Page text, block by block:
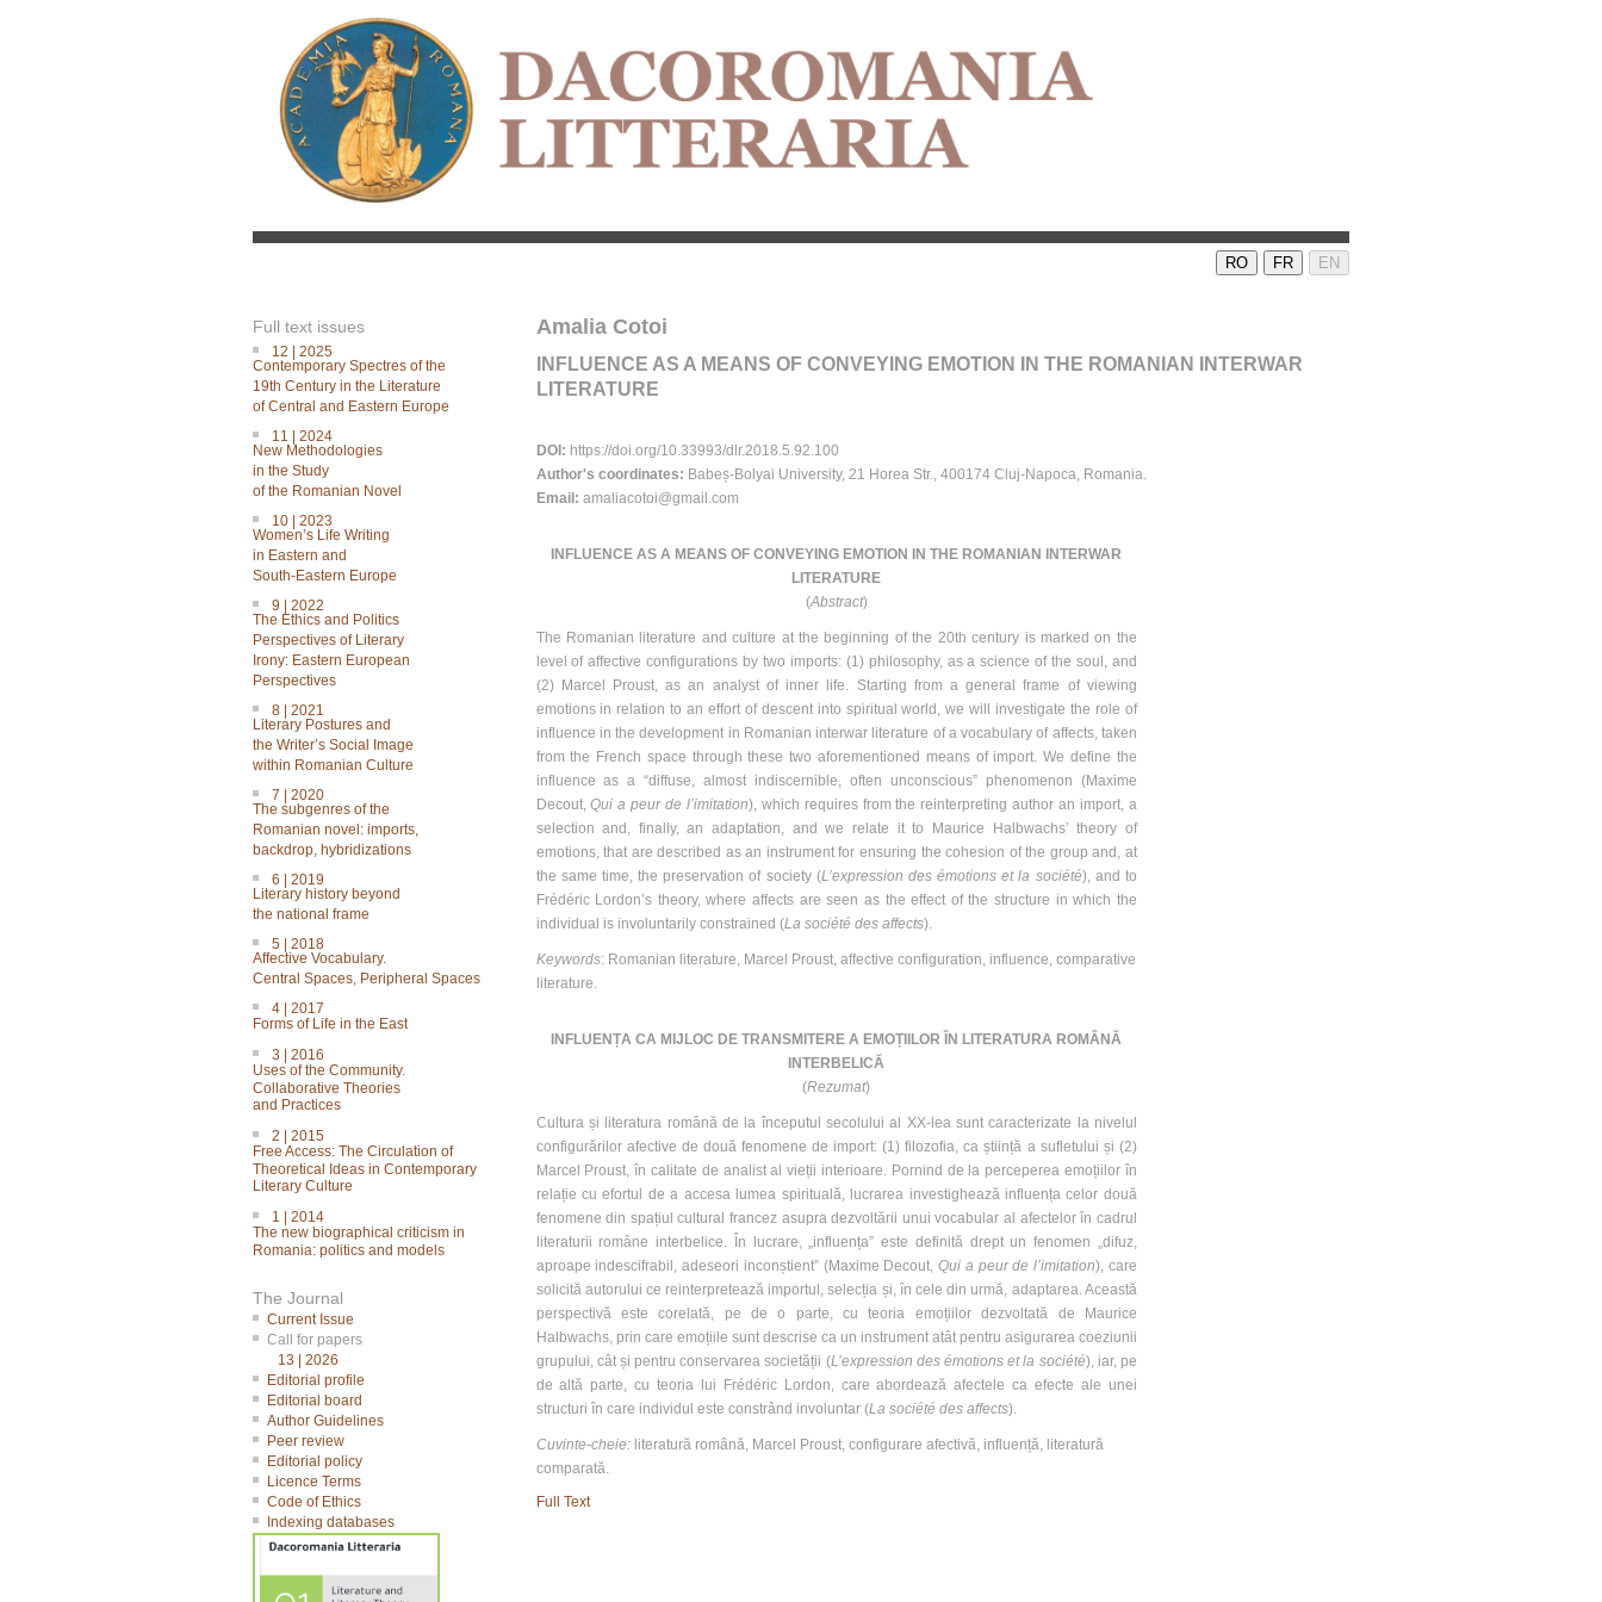
RO FR EN
Full text issues
12 | 2025
Contemporary Spectres of the
19th Century in the Literature
of Central and Eastern Europe
11 | 2024
New Methodologies
in the Study
of the Romanian Novel
10 | 2023
Women’s Life Writing
in Eastern and
South-Eastern Europe
9 | 2022
The Ethics and Politics
Perspectives of Literary
Irony: Eastern European
Perspectives
8 | 2021
Literary Postures and
the Writer’s Social Image
within Romanian Culture
7 | 2020
The subgenres of the
Romanian novel: imports,
backdrop, hybridizations
6 | 2019
Literary history beyond
the national frame
5 | 2018
Affective Vocabulary.
Central Spaces, Peripheral Spaces
4 | 2017
Forms of Life in the East
3 | 2016
Uses of the Community.
Collaborative Theories
and Practices
2 | 2015
Free Access: The Circulation of
Theoretical Ideas in Contemporary
Literary Culture
1 | 2014
The new biographical criticism in
Romania: politics and models
The Journal
Current Issue
Call for papers
13 | 2026
Editorial profile
Editorial board
Author Guidelines
Peer review
Editorial policy
Licence Terms
Code of Ethics
Indexing databases
Amalia Cotoi
INFLUENCE AS A MEANS OF CONVEYING EMOTION IN THE ROMANIAN INTERWAR
LITERATURE
DOI: https://doi.org/10.33993/dlr.2018.5.92.100
Author's coordinates: Babeș-Bolyai University, 21 Horea Str., 400174 Cluj-Napoca, Romania.
Email: amaliacotoi@gmail.com
INFLUENCE AS A MEANS OF CONVEYING EMOTION IN THE ROMANIAN INTERWAR
LITERATURE
(Abstract)
The Romanian literature and culture at the beginning of the 20th century is marked on the
level of affective configurations by two imports: (1) philosophy, as a science of the soul, and
(2) Marcel Proust, as an analyst of inner life. Starting from a general frame of viewing
emotions in relation to an effort of descent into spiritual world, we will investigate the role of
influence in the development in Romanian interwar literature of a vocabulary of affects, taken
from the French space through these two aforementioned means of import. We define the
influence as a “diffuse, almost indiscernible, often unconscious” phenomenon (Maxime
Decout,Qui a peur de l’imitation), which requires from the reinterpreting author an import, a
selection and, finally, an adaptation, and we relate it to Maurice Halbwachsʼ theory of
emotions, that are described as an instrument for ensuring the cohesion of the group and, at
the same time, the preservation of society (L’expression des émotions et la société), and to
Frédéric Lordon’s theory, where affects are seen as the effect of the structure in which the
individual is involuntarily constrained (La société des affects).
Keywords: Romanian literature, Marcel Proust, affective configuration, influence, comparative
literature.
INFLUENȚA CA MIJLOC DE TRANSMITERE A EMOȚIILOR ÎN LITERATURA ROMÂNĂ
INTERBELICĂ
(Rezumat)
Cultura și literatura română de la începutul secolului al XX-lea sunt caracterizate la nivelul
configurărilor afective de două fenomene de import: (1) filozofia, ca știință a sufletului și (2)
Marcel Proust, în calitate de analist al vieții interioare. Pornind de la perceperea emoțiilor în
relație cu efortul de a accesa lumea spirituală, lucrarea investighează influența celor două
fenomene din spațiul cultural francez asupra dezvoltării unui vocabular al afectelor în cadrul
literaturii române interbelice. În lucrare, „influența” este definită drept un fenomen „difuz,
aproape indescifrabil, adeseori inconștient” (Maxime Decout,Qui a peur de l’imitation), care
solicită autorului ce reinterpretează importul, selecția și, în cele din urmă, adaptarea. Această
perspectivă este corelată, pe de o parte, cu teoria emoțiilor dezvoltată de Maurice
Halbwachs, prin care emoțiile sunt descrise ca un instrument atât pentru asigurarea coeziunii
grupului, cât și pentru conservarea societății (L’expression des émotions et la société), iar, pe
de altă parte, cu teoria lui Frédéric Lordon, care abordează afectele ca efecte ale unei
structuri în care individul este constrând involuntar (La société des affects).
Cuvinte-cheie:literatură română, Marcel Proust, configurare afectivă, influență, literatură
comparată.
Full Text